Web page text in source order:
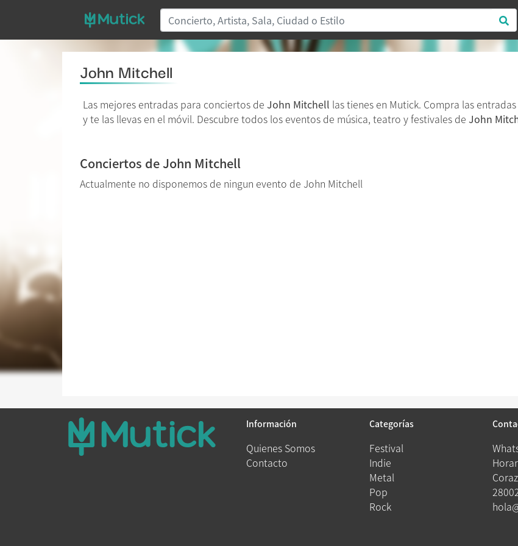
John Mitchell
Las mejores entradas para conciertos de John Mitchell las tienes en Mutick. Compra las
y te las llevas en el móvil. Descubre todos los eventos de música, teatro y festivales de John
Conciertos de John Mitchell
Actualmente no disponemos de ningun evento de John Mitchell
Información
Quienes Somos
Contacto
Categorías
Festival
Indie
Metal
Pop
Rock